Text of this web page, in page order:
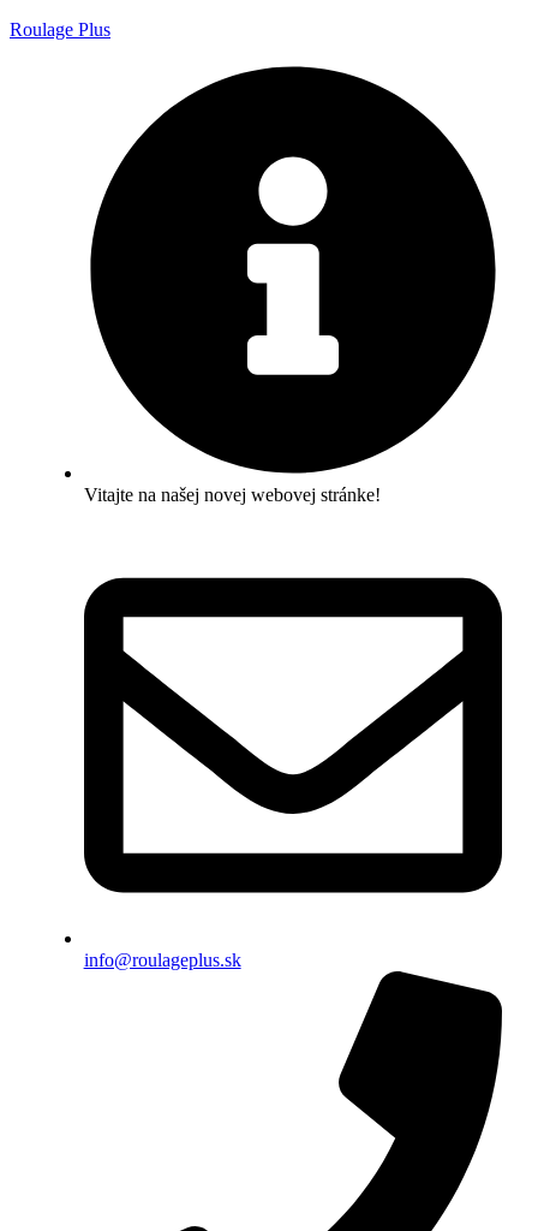
Roulage Plus
Vitajte na našej novej webovej stránke!
info@roulageplus.sk